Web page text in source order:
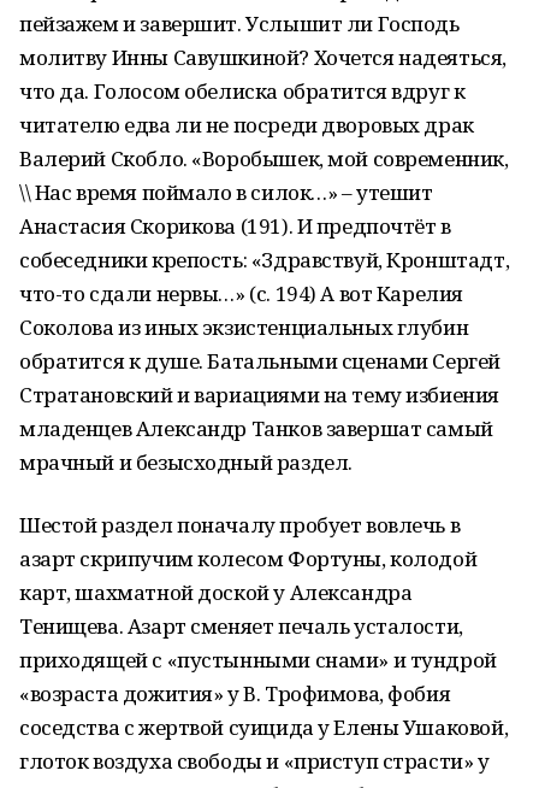
пейзажем и завершит. Услышит ли Господь
молитву Инны Савушкиной? Хочется надеяться,
что да. Голосом обелиска обратится вдруг к
читателю едва ли не посреди дворовых драк
Валерий Скобло. «Воробышек, мой современник,
\\ Нас время поймало в силок…» – утешит
Анастасия Скорикова (191). И предпочтёт в
собеседники крепость: «Здравствуй, Кронштадт,
что-то сдали нервы…» (с. 194) А вот Карелия
Соколова из иных экзистенциальных глубин
обратится к душе. Батальными сценами Сергей
Стратановский и вариациями на тему избиения
младенцев Александр Танков завершат самый
мрачный и безысходный раздел.
Шестой раздел поначалу пробует вовлечь в
азарт скрипучим колесом Фортуны, колодой
карт, шахматной доской у Александра
Тенищева. Азарт сменяет печаль усталости,
приходящей с «пустынными снами» и тундрой
«возраста дожития» у В. Трофимова, фобия
соседства с жертвой суицида у Елены Ушаковой,
глоток воздуха свободы и «приступ страсти» у